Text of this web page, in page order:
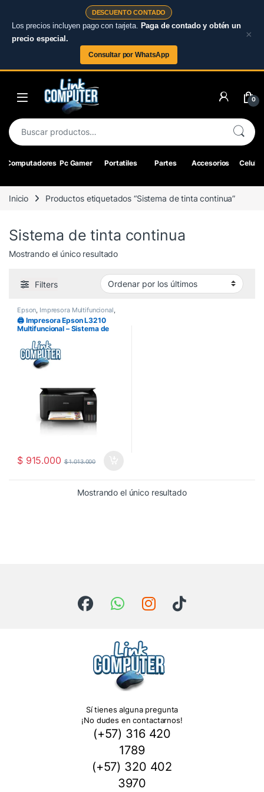
DESCUENTO CONTADO
Los precios incluyen pago con tarjeta. Paga de contado y obtén un
precio especial.
Consultar por WhatsApp
×
Skip to navigation
0
Buscar por:
Computadores Pc Gamer Portatiles Partes Accesorios
Inicio Productos etiquetados “Sistema de tinta continua”
Sistema de tinta continua
Mostrando el único resultado
Filters
Epson Impresora Multifuncional
Impresoras
🖨️ Impresora Epson L3210
Multifuncional – Sistema de
Eficiente
$915.000 $1.013.000
Mostrando el único resultado
Sí tienes alguna pregunta
¡No dudes en contactarnos!
(+57) 316 420
1789
(+57) 320 402
3970